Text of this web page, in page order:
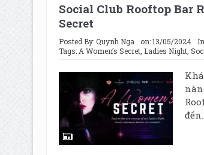
Social Club Rooftop Bar
Secret
Posted By:Quynh Nga on:13/05/2024
Tags: A Women’s Secret, Ladies Night,
đến...